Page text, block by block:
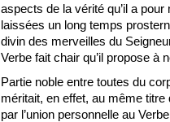
aspects de la vérité qu’il a
laissées un long temps
divin des merveilles du
Verbe fait chair qu’il propose à
Partie noble entre toutes du
méritait, en effet, au même
par l’union personnelle au